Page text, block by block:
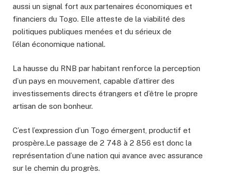
aussi un signal fort aux partenaires économiques et
financiers du Togo. Elle atteste de la viabilité des
politiques publiques menées et du sérieux de
l’élan économique national.
La hausse du RNB par habitant renforce la perception
d’un pays en mouvement, capable d’attirer des
investissements directs étrangers et d’être le propre
artisan de son bonheur.
C’est l’expression d’un Togo émergent, productif et
prospère.Le passage de 2 748 à 2 856 est donc la
représentation d’une nation qui avance avec assurance
sur le chemin du progrès.